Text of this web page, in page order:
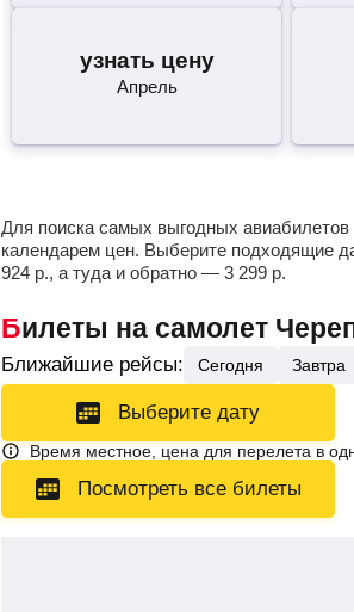
узнать цену
Апрель
Для поиска самых выгодных авиабилетов
календарем цен. Выберите подходящие
924 р., а туда и обратно — 3 299 р.
Билеты на самолет
Ближайшие рейсы: Сегодня Завтра
Выберите дату
Время местное, цена для перелета в
Посмотреть все билеты